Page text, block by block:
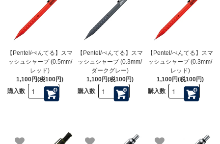
【Pentel/ぺんてる】スマ
ッシュシャープ (0.5mm/
レッド)
1,100円(税100円)
購入数
【Pentel/ぺんてる】スマ
ッシュシャープ (0.3mm/
ダークグレー)
1,100円(税100円)
購入数
【Pentel/ぺんてる】スマ
ッシュシャープ (0.3mm/
レッド)
1,100円(税100円)
購入数